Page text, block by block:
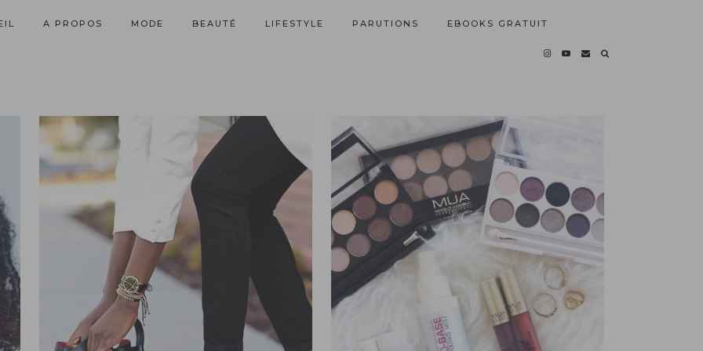
A PROPOS MODE BEAUTÉ LIFESTYLE PARUTIONS EBOOKS GRATUIT